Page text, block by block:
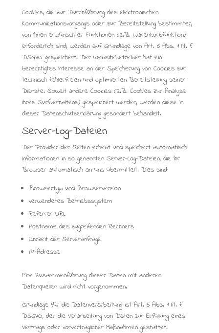
Cookies, die zur Durchführung des elektronischen
Kommunikationsvorgangs oder zur Bereitstellung bestimmter,
von Ihnen erwünschter Funktionen (z.B. Warenkorbfunktion)
erforderlich sind, werden auf Grundlage von Art. 6 Abs. 1 lit. f
DSGVO gespeichert. Der Websitebetreiber hat ein
berechtigtes Interesse an der Speicherung von Cookies zur
technisch fehlerfreien und optimierten Bereitstellung seiner
Dienste. Soweit andere Cookies (z.B. Cookies zur Analyse
Ihres Surfverhaltens) gespeichert werden, werden diese in
dieser Datenschutzerklärung gesondert behandelt.
Server-Log-Dateien
Der Provider der Seiten erhebt und speichert automatisch
Informationen in so genannten Server-Log-Dateien, die Ihr
Browser automatisch an uns übermittelt. Dies sind:
Browsertyp und Browserversion
verwendetes Betriebssystem
Referrer URL
Hostname des zugreifenden Rechners
Uhrzeit der Serveranfrage
IP-Adresse
Eine Zusammenführung dieser Daten mit anderen
Datenquellen wird nicht vorgenommen.
Grundlage für die Datenverarbeitung ist Art. 6 Abs. 1 lit. f
DSGVO, der die Verarbeitung von Daten zur Erfüllung eines
Vertrags oder vorvertraglicher Maßnahmen gestattet.